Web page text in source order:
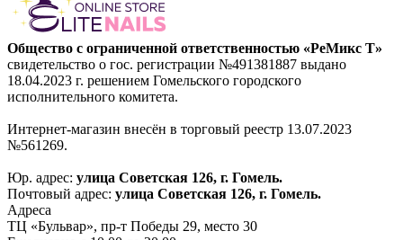
Общество с ограниченной ответственностью «РеМикс Т»
свидетельство о гос. регистрации №491381887 выдано
18.04.2023 г. решением Гомельского городского
исполнительного комитета.
Интернет-магазин внесён в торговый реестр 13.07.2023
№561269.
Юр. адрес: улица Советская 126, г. Гомель.
Почтовый адрес: улица Советская 126, г. Гомель.
Адреса
ТЦ «Бульвар», пр-т Победы 29, место 30